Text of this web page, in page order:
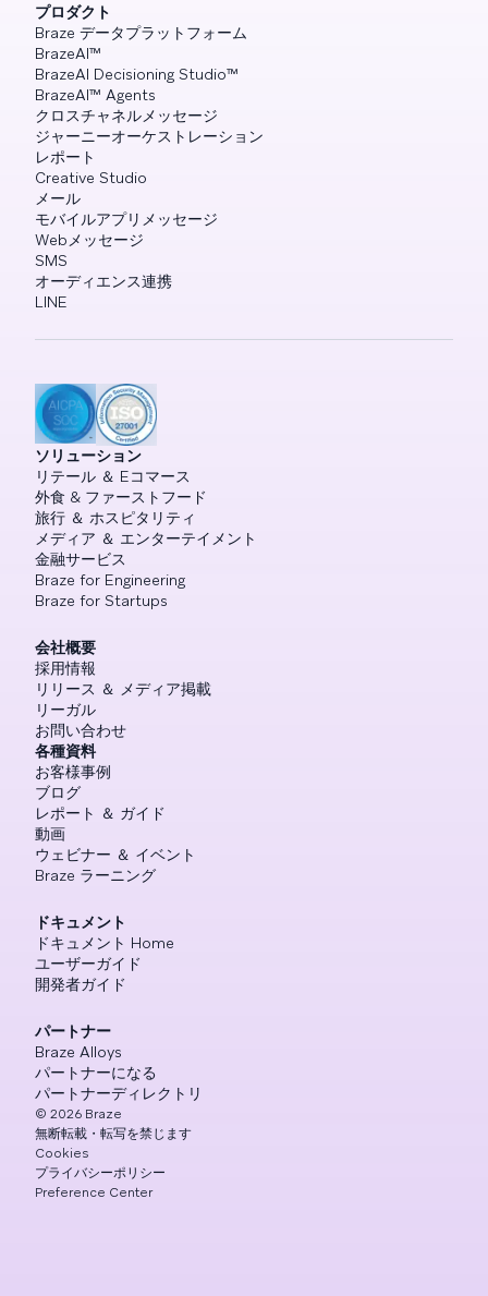
プロダクト
Braze データプラットフォーム
BrazeAI™
BrazeAI Decisioning Studio™
BrazeAI™ Agents
クロスチャネルメッセージ
ジャーニーオーケストレーション
レポート
Creative Studio
メール
モバイルアプリメッセージ
Webメッセージ
SMS
オーディエンス連携
LINE
ソリューション
リテール ＆ Eコマース
外食 & ファーストフード
旅行 ＆ ホスピタリティ
メディア ＆ エンターテイメント
金融サービス
Braze for Engineering
Braze for Startups
会社概要
採用情報
リリース ＆ メディア掲載
リーガル
お問い合わせ
各種資料
お客様事例
ブログ
レポート ＆ ガイド
動画
ウェビナー ＆ イベント
Braze ラーニング
ドキュメント
ドキュメント Home
ユーザーガイド
開発者ガイド
パートナー
Braze Alloys
パートナーになる
パートナーディレクトリ
© 2026 Braze
無断転載・転写を禁じます
Cookies
プライバシーポリシー
Preference Center